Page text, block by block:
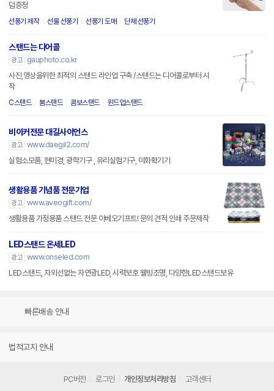
덤증정
선풍기 제작 선물 선풍기 선풍기 도매 단체 선풍기
스탠드는 디어콜
광고
gauphoto.co.kr
사진,영상을위한 최적의 스탠드 라인업 구축 /스탠드는 디어콜로부터 시
작
C스탠드 붐스탠드 콤보스탠드 윈드업스탠드
비이커전문 대길사이언스
광고 www.daegil2.com/
실험소모품, 현미경, 광학기구 , 유리실험기구, 이화확기기
생활용품 기념품 전문기업
광고 www.aveogift.com/
생활용품 가정용품 스탠드 전문 아베오기프트! 문의 견적 인쇄 주문제작
LED스탠드 온세LED
광고 www.onseled.com
LED스탠드, 자외선없는 자연광LED, 시력보호 웰빙조명, 다양한LED스탠드보유
빠른배송 안내
법적고지 안내
PC버전 로그인 개인정보처리방침 고객센터